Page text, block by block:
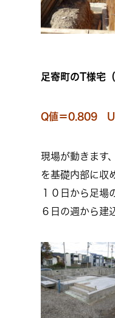
足寄町のT様宅
Q値＝0.809
現場が動きます
を基礎内部に収
１０日から足場
６日の週から建